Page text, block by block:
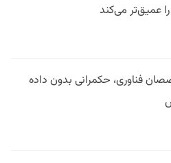
عمیق‌تر می‌کند
فناوری، حکمرانی بدون داده